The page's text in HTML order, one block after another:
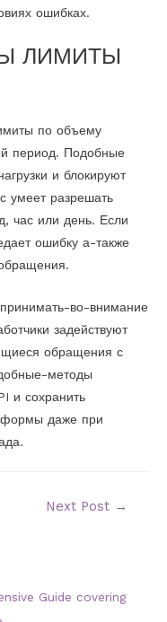
ошибках.
ЛИМИТЫ
по объему
период. Подобные
и блокируют
умеет разрешать
час или день. Если
ошибку а-также
во-внимание
задействуют
обращения с
методы
и сохранить
даже при
Next Post →
Guide covering